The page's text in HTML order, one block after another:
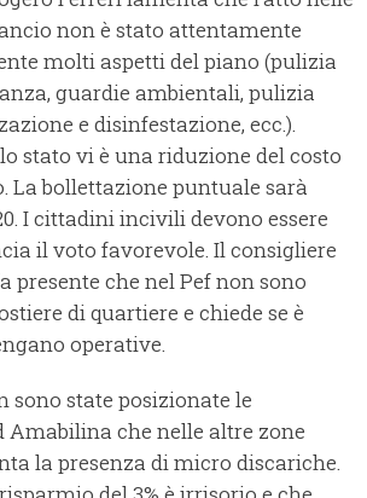
non è stato attentamente
molti aspetti del piano (pulizia
guardie ambientali, pulizia
e disinfestazione, ecc.).
stato vi è una riduzione del costo
La bollettazione puntuale sarà
I cittadini incivili devono essere
il voto favorevole. Il consigliere
presente che nel Pef non sono
di quartiere e chiede se è
operative.
sono state posizionate le
Amabilina che nelle altre zone
la presenza di micro discariche.